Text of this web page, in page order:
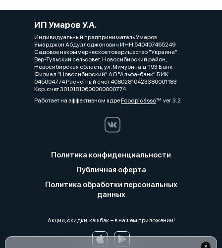
ИП Умаров У.А.
Индивидуальный предприниматель Умаров
Умарджон Абдуллоджонович ИНН 540407465249
Садовое некоммерческое товарищество "Украина"
Вер-Тульский сельсовет, Новосибирский район,
Новосибирская область, ул. Мичурина д. 193 Банк
Филиал "Новосибирский" АО "Альфа-банк" БИК
045004774 Расчетный счет 40802810423380001183
Кор. счет 30101810600000000774
Работает на эффективном ядреFoodpicássover. 3.2
Политика конфиденциальности
Публичная оферта
Политика обработки персональных
данных
Акции, скидки, кэшбэк − в нашем приложении!